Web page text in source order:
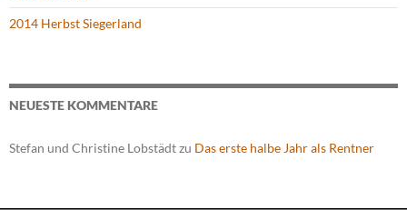
2014 Herbst Siegerland
NEUESTE KOMMENTARE
Stefan und Christine Lobstädtzu Das erste halbe Jahr als Rentner